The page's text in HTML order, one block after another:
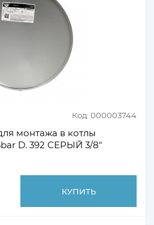
Код: 000003744
монтажа в котлы
D. 392 СЕРЫЙ 3/8"
КУПИТЬ